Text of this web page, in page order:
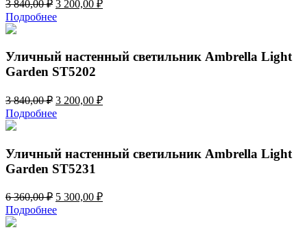
3 840,00₽
цена
составляла
840,00 ₽.
3 200,00 ₽
Подробнее
Уличный настенный светильник Ambrella Light
Garden ST5202
3 840,00₽ Первоначальная
цена
составляла
840,00 ₽.
3 200,00 ₽Текущая
Подробнее
Уличный настенный светильник Ambrella Light
Garden ST5231
6 360,00₽ Первоначальная
цена
составляла
5 300,00 ₽Текущая
Подробнее